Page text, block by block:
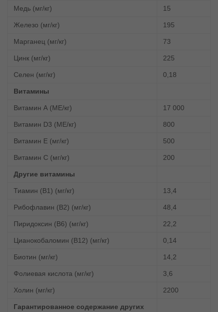
Медь (мг/кг) 15
Железо (мг/кг) 195
Марганец (мг/кг) 73
Цинк (мг/кг) 225
Селен (мг/кг) 0,18
Витамины
Витамин А (МЕ/кг) 17 000
Витамин D3 (МЕ/кг) 800
Витамин Е (мг/кг) 500
Витамин С (мг/кг) 200
Другие витамины
Тиамин (В1) (мг/кг) 13,4
Рибофлавин (В2) (мг/кг) 48,4
Пиридоксин (В6) (мг/кг) 22,2
Цианокобаломин (В12) (мг/кг) 0,14
Биотин (мг/кг) 14,2
Фолиевая кислота (мг/кг) 3,6
Холин (мг/кг) 2200
Гарантированное содержание других